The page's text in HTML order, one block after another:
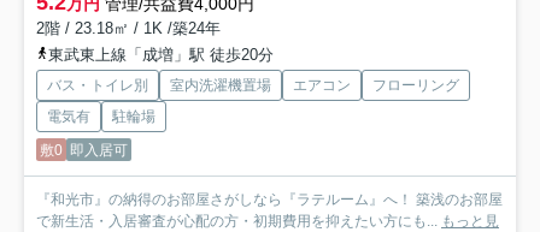
2階 / 23.18㎡ / 1K /築24年
東武東上線「成増」駅 徒歩20分
バス・トイレ別 室内洗濯機置場 エアコン
フローリング
電気有
駐輪場
敷0 即入居可
『和光市』の納得のお部屋さがしなら『ラテルーム』へ！ 築浅のお部屋
で新生活・入居審査が心配の方・初期費用を抑えたい方にも... もっと見